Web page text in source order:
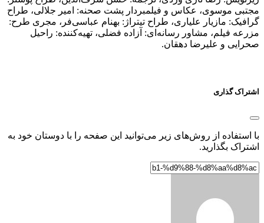
مجتبی موسوی، عکاس و فیلمبردار پشت صحنه: امیر جلالی، طراح
گرافیک: مازیار علیاری، طراح تیتراژ: بهنام عباسی‌فر، مجری طرح:
مزرعه فیلم، مشاور رسانه‌ای: آزاده فضلی، تهیه‌کننده: راحیل
صحرایی و علیرضا دهقان.
اشتراک گذاری
با استفاده از روش‌های زیر می‌توانید این صفحه را با دوستان خود به
اشتراک بگذارید.